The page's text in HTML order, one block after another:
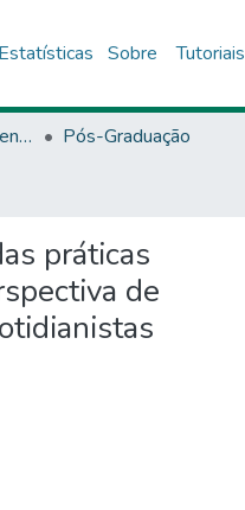
Estatísticas Sobre Tutoriais
Campus XIV - Departamento de Educação (DEDC) - Conceição do Coité
Pós-Graduação
práticas
de